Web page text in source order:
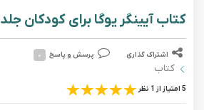
کتاب آیینگر یوگا برای کودکان جلد 1
اشتراک گذاری پرسش و پاسخ ۰
کتاب
5 امتیاز از 1 نظر